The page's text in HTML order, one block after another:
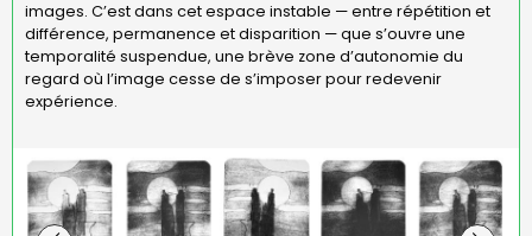
images. C’est dans cet espace instable — entre répétition et
différence, permanence et disparition — que s’ouvre une
temporalité suspendue, une brève zone d’autonomie du
regard où l’image cesse de s’imposer pour redevenir
expérience.